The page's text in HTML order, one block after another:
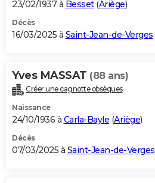
23/02/1937 à Besset(Ariège)
Décès
16/03/2025 à Saint-Jean-de-Verges
Yves MASSAT (88 ans)
Créer une cagnotte obsèques
Naissance
24/10/1936 à Carla-Bayle (Ariège)
Décès
07/03/2025 à Saint-Jean-de-Verges